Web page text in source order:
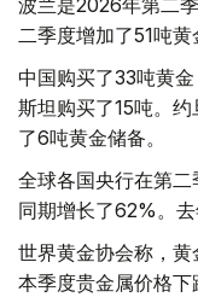
波兰是2026年第二
二季度增加了51吨黄
中国购买了33吨黄
斯坦购买了15吨。
了6吨黄金储备。
全球各国央行在第
同期增长了62%。去
世界黄金协会称，黄
本季度贵金属价格